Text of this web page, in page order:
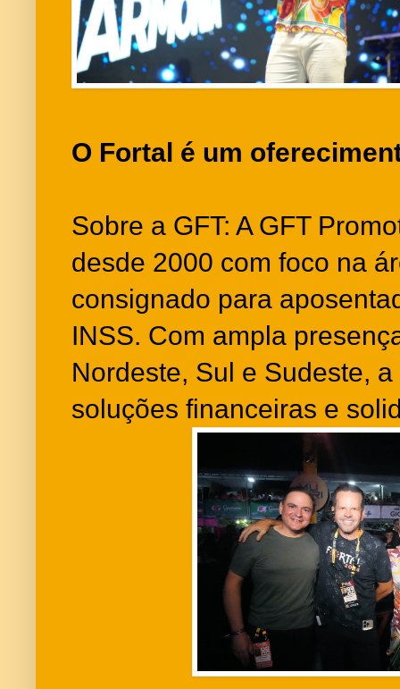
O Fortal é um
Sobre a GFT: A GFT
desde 2000 com foco na
consignado para
INSS. Com ampla
Nordeste, Sul e Sudeste,
soluções financeiras e